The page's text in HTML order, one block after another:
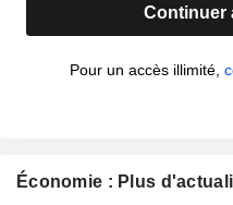
Continuer
Pour un accès illimité,
Économie : Plus